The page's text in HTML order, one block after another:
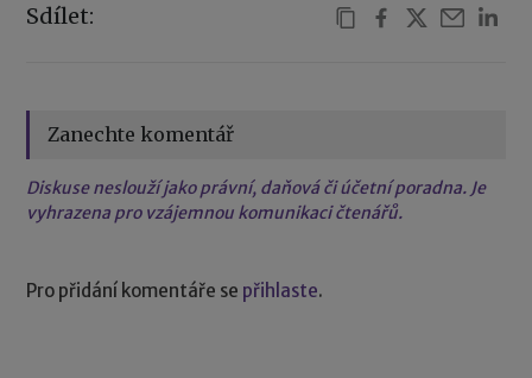
Sdílet:
Zanechte komentář
Diskuse neslouží jako právní, daňová či účetní poradna. Je
vyhrazena pro vzájemnou komunikaci čtenářů.
Pro přidání komentáře se přihlaste.